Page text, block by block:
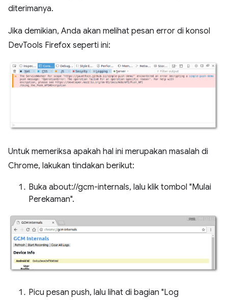
diterimanya.
Jika demikian, Anda akan melihat pesan error di konsol
DevTools Firefox seperti ini:
Untuk memeriksa apakah hal ini merupakan masalah di
Chrome, lakukan tindakan berikut:
Buka about://gcm-internals, lalu klik tombol "Mulai
Perekaman".
Picu pesan push, lalu lihat di bagian "Log